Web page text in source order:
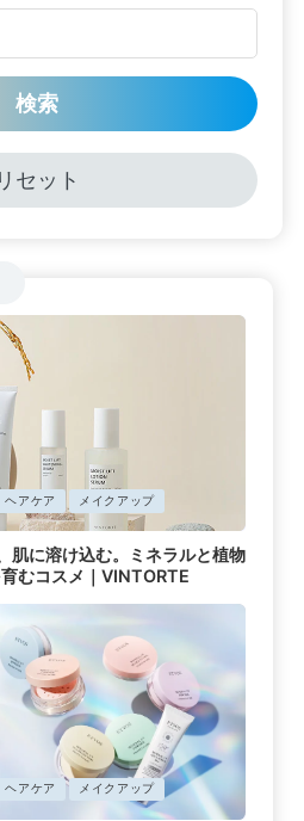
検索
リセット
ヘアケア メイクアップ
肌に溶け込む。ミネラルと植物
むコスメ｜VINTORTE
ヘアケア メイクアップ